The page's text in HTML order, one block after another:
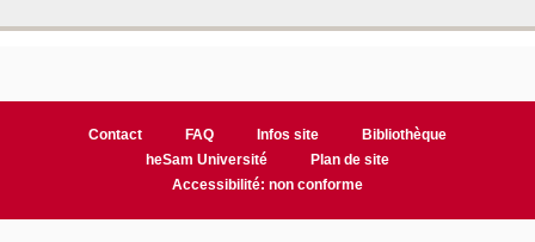
Contact FAQ Infos site
Bibliothèque
heSam Université
Plan de site
Accessibilité: non conforme